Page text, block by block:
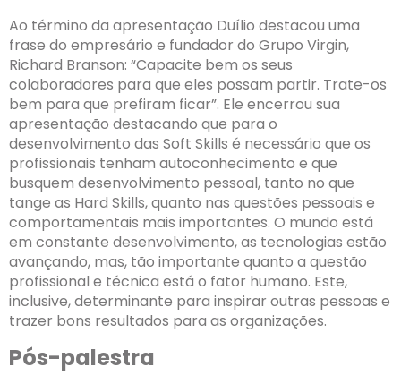
Ao término da apresentação Duílio destacou uma
frase do empresário e fundador do Grupo Virgin,
Richard Branson: “Capacite bem os seus
colaboradores para que eles possam partir. Trate-os
bem para que prefiram ficar”. Ele encerrou sua
apresentação destacando que para o
desenvolvimento das Soft Skills é necessário que os
profissionais tenham autoconhecimento e que
busquem desenvolvimento pessoal, tanto no que
tange as Hard Skills, quanto nas questões pessoais e
comportamentais mais importantes. O mundo está
em constante desenvolvimento, as tecnologias estão
avançando, mas, tão importante quanto a questão
profissional e técnica está o fator humano. Este,
inclusive, determinante para inspirar outras pessoas e
trazer bons resultados para as organizações.
Pós-palestra